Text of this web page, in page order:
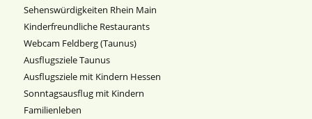
Sehenswürdigkeiten Rhein Main
Kinderfreundliche Restaurants
Webcam Feldberg (Taunus)
Ausflugsziele Taunus
Ausflugsziele mit Kindern Hessen
Sonntagsausflug mit Kindern
Familienleben